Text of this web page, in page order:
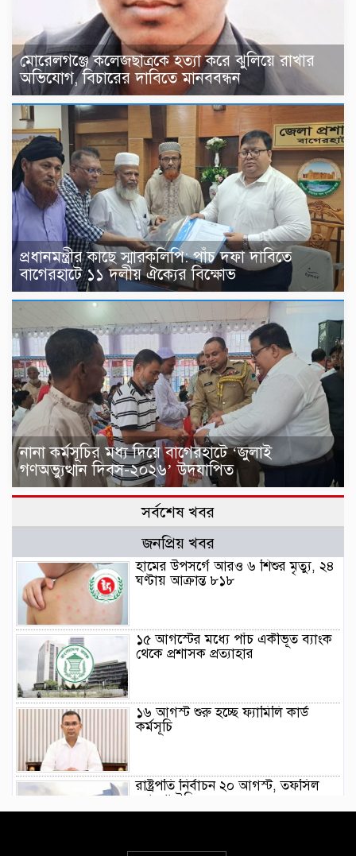
মোরেলগঞ্জে কলেজছাত্রকে হত্যা করে ঝুলিয়ে রাখার
অভিযোগ, বিচারের দাবিতে মানববন্ধন
প্রধানমন্ত্রীর কাছে স্মারকলিপি: পাঁচ দফা দাবিতে
বাগেরহাটে ১১ দলীয় ঐক্যের বিক্ষোভ
নানা কর্মসূচির মধ্য দিয়ে বাগেরহাটে ‘জুলাই
গণঅভ্যুত্থান দিবস-২০২৬’ উদযাপিত
সর্বশেষ খবর
জনপ্রিয় খবর
হামের উপসর্গে আরও ৬ শিশুর মৃত্যু, ২৪
ঘণ্টায় আক্রান্ত ৮১৮
১৫ আগস্টের মধ্যে পাঁচ একীভূত ব্যাংক
থেকে প্রশাসক প্রত্যাহার
১৬ আগস্ট শুরু হচ্ছে ফ্যামিলি কার্ড
কর্মসূচি
রাষ্ট্রপতি নির্বাচন ২০ আগস্ট, তফসিল
ঘোষণা ইসির